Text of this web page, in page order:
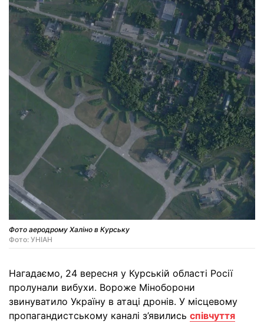
Фото аеродрому Халіно в Курську
Фото: УНІАН
Нагадаємо, 24 вересня у Курській області Росії
пролунали вибухи. Вороже Міноборони
звинуватило Україну в атаці дронів. У місцевому
пропагандистському каналі з’явились співчуття